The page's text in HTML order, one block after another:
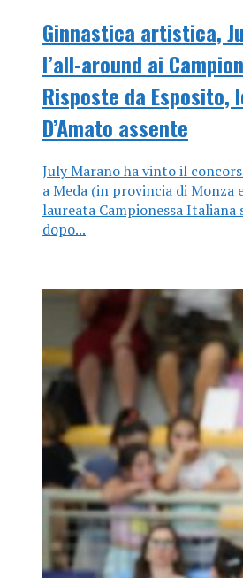
Ginnastica artistica,
l’all-around ai
Risposte da Esposito,
D’Amato assente
July Marano ha vinto il
a Meda (in provincia di Monza
laureata Campionessa
dopo...